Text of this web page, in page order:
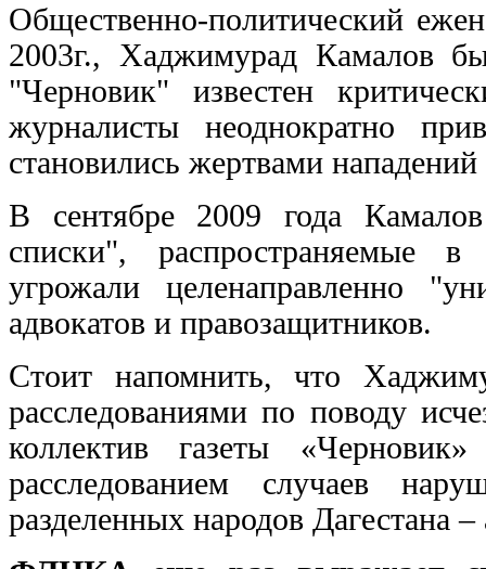
Общественно-политический
2003г., Хаджимурад Камалов
"Черновик" известен
журналисты неоднократно
становились жертвами
В сентябре 2009 года
списки", распространяемые
угрожали целенаправленно
адвокатов и правозащитников.
Стоит напомнить, что
расследованиями по поводу
коллектив газеты
расследованием случаев
разделенных народов Дагестана